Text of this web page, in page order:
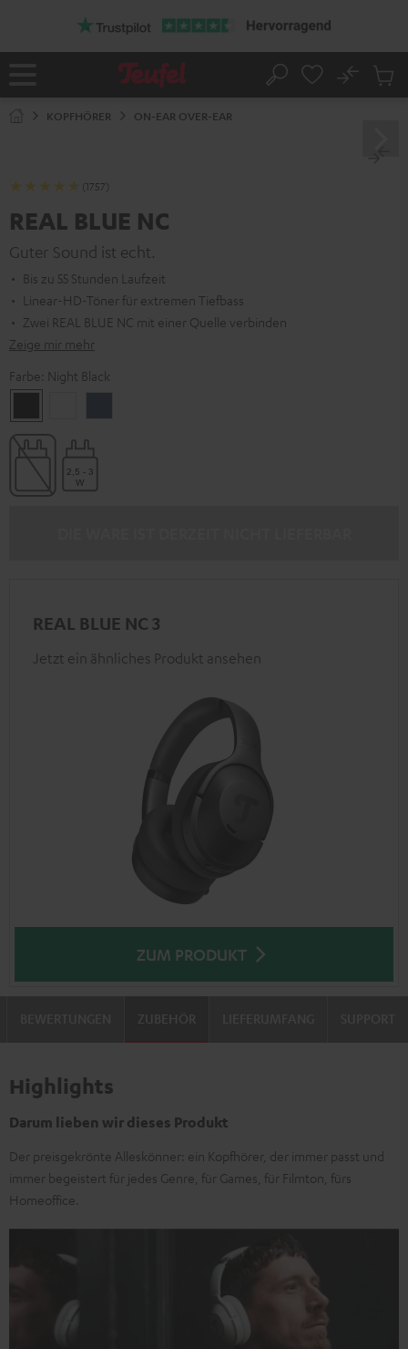
Startseite Suche
No
KOPFHÖRER ON-EAR OVER-EAR
(1757)
REAL BLUE NC
Guter Sound ist echt.
Bis zu 55 Stunden Laufzeit
Linear-HD-Töner für extremen Tiefbass
Zwei REAL BLUE NC mit einer Quelle verbinden
Zeige mir mehr
Farbe: Night Black
Black
White
REAL BLUE NC 3
Jetzt ein ähnliches Produkt ansehen
ZUM PRODUKT
ZUBEHÖR
Highlights
Darum lieben wir dieses Produkt
Der preisgekrönte Alleskönner: ein Kopfhörer, der immer passt und
immer begeistert für jedes Genre, für Games, für Filmton, fürs
Homeoffice.